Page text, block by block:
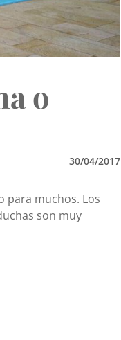
o
30/04/2017
para muchos. Los
son muy